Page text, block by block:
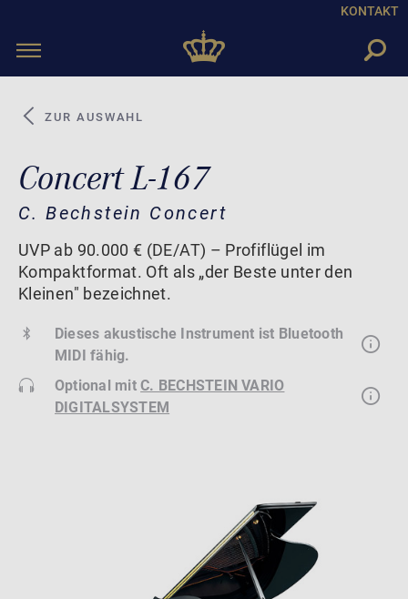
KONTAKT
Toggle
ZUR AUSWAHL
Concert L-167
C. Bechstein Concert
UVP ab 90.000 € (DE/AT) – Profiflügel im
Kompaktformat. Oft als „der Beste unter den
Kleinen" bezeichnet.
Dieses akustische Instrument ist Bluetooth
MIDI fähig.
Optional mitC. BECHSTEIN VARIO
DIGITALSYSTEM